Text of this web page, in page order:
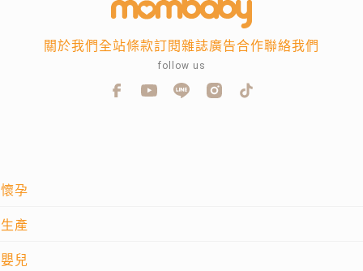
懷孕
生產
嬰兒
關於我們全站條款訂閱雜誌廣告合作聯絡我們
follow us